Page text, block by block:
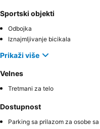
Sportski objekti
Odbojka
Iznajmljivanje bicikala
Prikaži više
Velnes
Tretmani za telo
Dostupnost